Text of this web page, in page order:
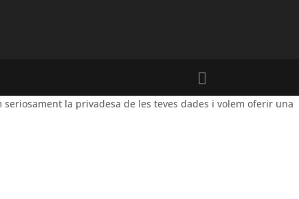
la privadesa de les teves dades i volem oferir una